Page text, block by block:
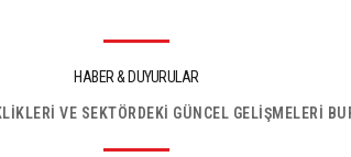
HABER & DUYURULAR
VE SEKTÖRDEKİ GÜNCEL GELİŞMELERİ